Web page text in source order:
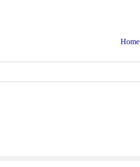
Home